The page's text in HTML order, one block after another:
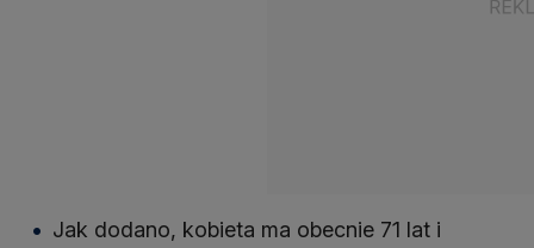
Jak dodano, kobieta ma obecnie 71 lat i